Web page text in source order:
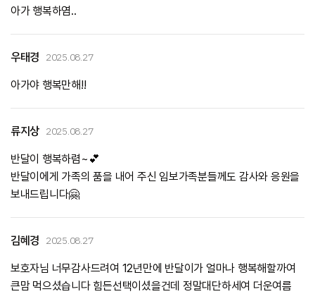
아가 행복하염..
우태경 2025.08.27
아가야 행복만해!!
류지상 2025.08.27
반달이 행복하렴~💕
반달이에게 가족의 품을 내어 주신 임보가족분들께도 감사와 응원을
보내드립니다🤗
김혜경 2025.08.27
보호자님 너무감사드려여 12년만에 반달이가 얼마나 행복해할까여
큰맘 먹으셨습니다 힘든선택이셨을건데 정말대단하세여 더운여름